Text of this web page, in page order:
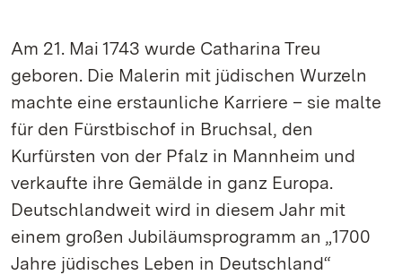
Am 21. Mai 1743 wurde Catharina Treu
geboren. Die Malerin mit jüdischen Wurzeln
machte eine erstaunliche Karriere – sie malte
für den Fürstbischof in Bruchsal, den
Kurfürsten von der Pfalz in Mannheim und
verkaufte ihre Gemälde in ganz Europa.
Deutschlandweit wird in diesem Jahr mit
einem großen Jubiläumsprogramm an „1700
Jahre jüdisches Leben in Deutschland“